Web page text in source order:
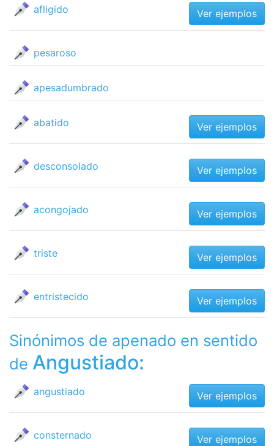
afligido Ver ejemplos
pesaroso
apesadumbrado
abatido Ver ejemplos
desconsolado Ver ejemplos
acongojado Ver ejemplos
triste Ver ejemplos
entristecido Ver ejemplos
Sinónimos de apenado en sentido
de Angustiado:
angustiado Ver ejemplos
consternado Ver ejemplos